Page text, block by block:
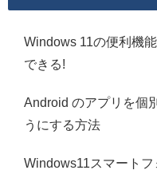
Windows 11の便利機
できる!
Android のアプリを個
うにする方法
Windows11スマート